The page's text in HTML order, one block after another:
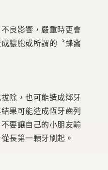
良影響，嚴重時更會
膿胞或所謂的〝蜂窩
除，也可能造成鄰牙
果可能造成恆牙齒列
要讓自己的小朋友輸
長第一顆牙刷起。